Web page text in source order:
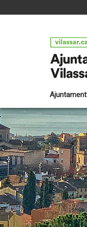
Ajuntament